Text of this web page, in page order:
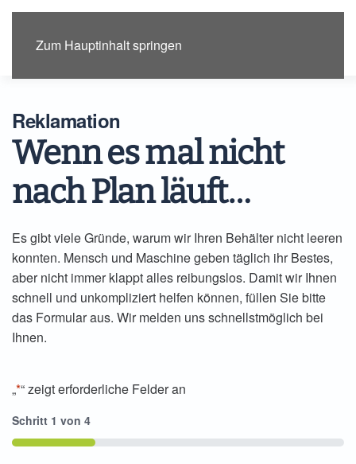
Zum Hauptinhalt springen
Reklamation
Wenn es mal nicht
nach Plan läuft…
Es gibt viele Gründe, warum wir Ihren Behälter nicht leeren
konnten. Mensch und Maschine geben täglich ihr Bestes,
aber nicht immer klappt alles reibungslos. Damit wir Ihnen
schnell und unkompliziert helfen können, füllen Sie bitte
das Formular aus. Wir melden uns schnellstmöglich bei
Ihnen.
„*“ zeigt erforderliche Felder an
Schritt 1 von 4
25%